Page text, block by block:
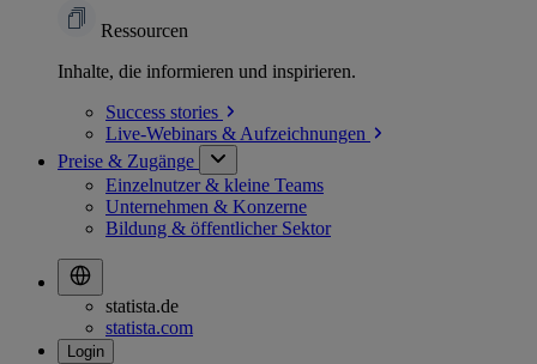
Ressourcen
Inhalte, die informieren und inspirieren.
Success stories
Live-Webinars & Aufzeichnungen
Preise & Zugänge
Einzelnutzer & kleine Teams
Unternehmen & Konzerne
Bildung & öffentlicher Sektor
statista.de
statista.com